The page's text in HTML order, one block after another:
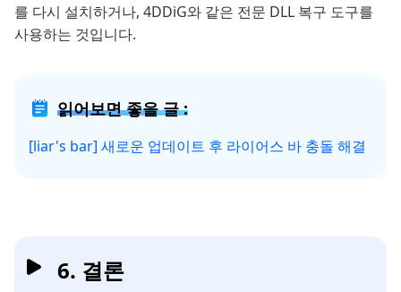
를 다시 설치하거나, 4DDiG와 같은 전문 DLL 복구 도구를
사용하는 것입니다.
읽어보면 좋을 글 :
[liar's bar] 새로운 업데이트 후 라이어스 바 충돌 해결
6. 결론